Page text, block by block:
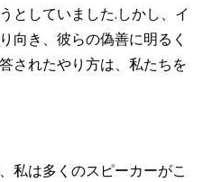
としていました.しかし、イ
向き、彼らの偽善に明るく
されたやり方は、私たちを
私は多くのスピーカーがこ